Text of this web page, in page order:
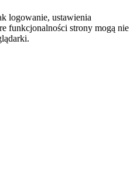
logowanie, ustawienia
funkcjonalności strony mogą nie